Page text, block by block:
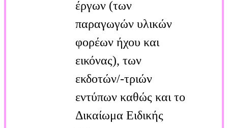
έργων (των
παραγωγών υλικών
φορέων ήχου και
εικόνας), των
εκδοτών/-τριών
εντύπων καθώς και το
Δικαίωμα Ειδικής